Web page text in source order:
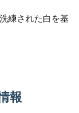
練された白を基
報